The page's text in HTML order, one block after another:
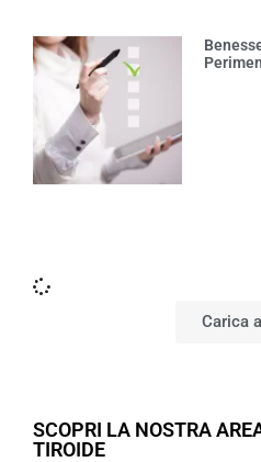
Carica
SCOPRI LA NOSTRA
TIROIDE